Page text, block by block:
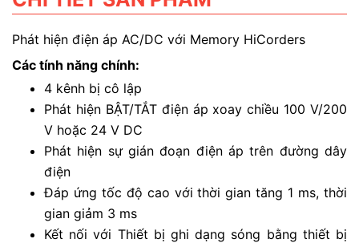
Phát hiện điện áp AC/DC với Memory HiCorders
Các tính năng chính:
4 kênh bị cô lập
Phát hiện BẬT/TẮT điện áp xoay chiều 100 V/200
V hoặc 24 V DC
Phát hiện sự gián đoạn điện áp trên đường dây
điện
Đáp ứng tốc độ cao với thời gian tăng 1 ms, thời
gian giảm 3 ms
Kết nối với Thiết bị ghi dạng sóng bằng thiết bị